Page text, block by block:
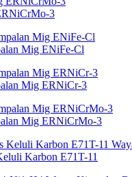
3
Mig ENiFe-Cl
Mig ERNiCr-3
Mig ERNiCrMo-3
Karbon E71T-11